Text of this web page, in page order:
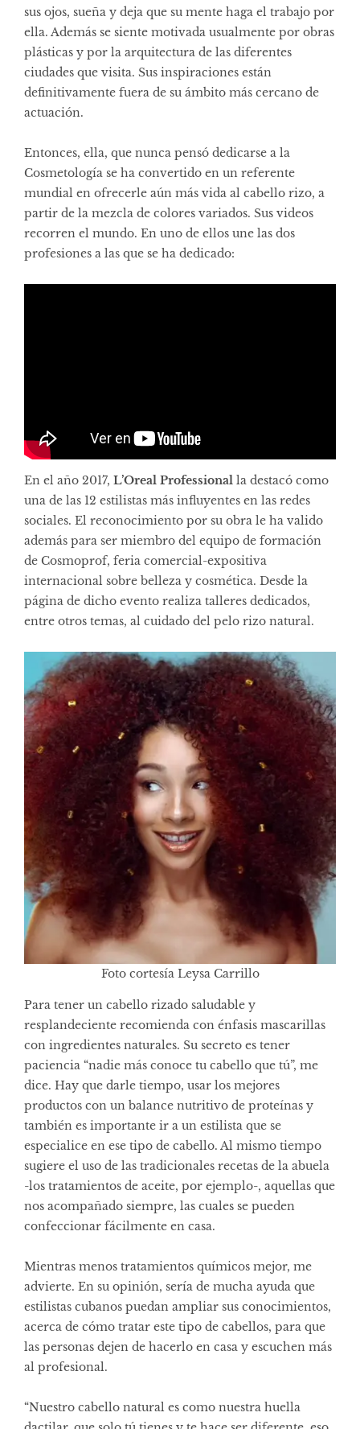
sus ojos, sueña y deja que su mente haga el trabajo por
ella. Además se siente motivada usualmente por obras
plásticas y por la arquitectura de las diferentes
ciudades que visita. Sus inspiraciones están
definitivamente fuera de su ámbito más cercano de
actuación.
Entonces, ella, que nunca pensó dedicarse a la
Cosmetología se ha convertido en un referente
mundial en ofrecerle aún más vida al cabello rizo, a
partir de la mezcla de colores variados. Sus videos
recorren el mundo. En uno de ellos une las dos
profesiones a las que se ha dedicado:
En el año 2017, L’Oreal Professional la destacó como
una de las 12 estilistas más influyentes en las redes
sociales. El reconocimiento por su obra le ha valido
además para ser miembro del equipo de formación
de Cosmoprof, feria comercial-expositiva
internacional sobre belleza y cosmética. Desde la
página de dicho evento realiza talleres dedicados,
entre otros temas, al cuidado del pelo rizo natural.
Foto cortesía Leysa Carrillo
Para tener un cabello rizado saludable y
resplandeciente recomienda con énfasis mascarillas
con ingredientes naturales. Su secreto es tener
paciencia “nadie más conoce tu cabello que tú”, me
dice. Hay que darle tiempo, usar los mejores
productos con un balance nutritivo de proteínas y
también es importante ir a un estilista que se
especialice en ese tipo de cabello. Al mismo tiempo
sugiere el uso de las tradicionales recetas de la abuela
-los tratamientos de aceite, por ejemplo-, aquellas que
nos acompañado siempre, las cuales se pueden
confeccionar fácilmente en casa.
Mientras menos tratamientos químicos mejor, me
advierte. En su opinión, sería de mucha ayuda que
estilistas cubanos puedan ampliar sus conocimientos,
acerca de cómo tratar este tipo de cabellos, para que
las personas dejen de hacerlo en casa y escuchen más
al profesional.
“Nuestro cabello natural es como nuestra huella